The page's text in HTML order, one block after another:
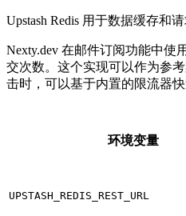
Upstash Redis 用于数据缓存和
Nexty.dev 在邮件订阅功能中使
交次数。这个实现可以作为参
击时，可以基于内置的限流器快
环境变量
UPSTASH_REDIS_REST_URL